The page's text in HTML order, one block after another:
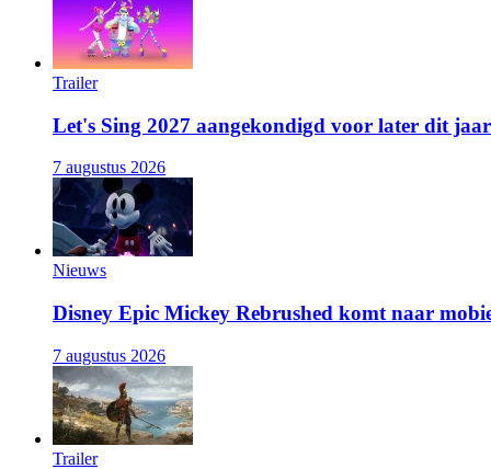
Trailer
Let's Sing 2027 aangekondigd voor later dit jaar
7 augustus 2026
Nieuws
Disney Epic Mickey Rebrushed komt naar
7 augustus 2026
Trailer